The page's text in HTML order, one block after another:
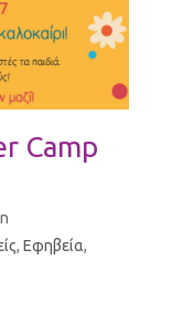
Camp
, Εφηβεία,